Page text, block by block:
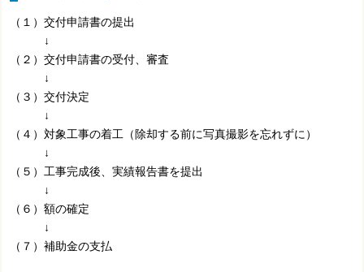
（１）交付申請書の提出
↓
（２）交付申請書の受付、審査
↓
（３）交付決定
↓
（４）対象工事の着工（除却する前に写真撮影を忘れずに）
↓
（５）工事完成後、実績報告書を提出
↓
（６）額の確定
↓
（７）補助金の支払